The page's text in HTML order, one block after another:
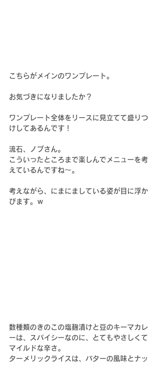
こちらがメインのワンプレート。
お気づきになりましたか？
ワンプレート全体をリースに見立てて盛りつ
けしてあるんです！
流石、ノブさん。
こういったところまで楽しんでメニューを考
えているんですね～。
考えながら、にまにましている姿が目に浮か
びます。ｗ
数種類のきのこの塩麹漬けと豆のキーマカレ
ーは、スパイシーなのに、とてもやさしくて
マイルドな辛さ。
ターメリックライスは、バターの風味とナッ